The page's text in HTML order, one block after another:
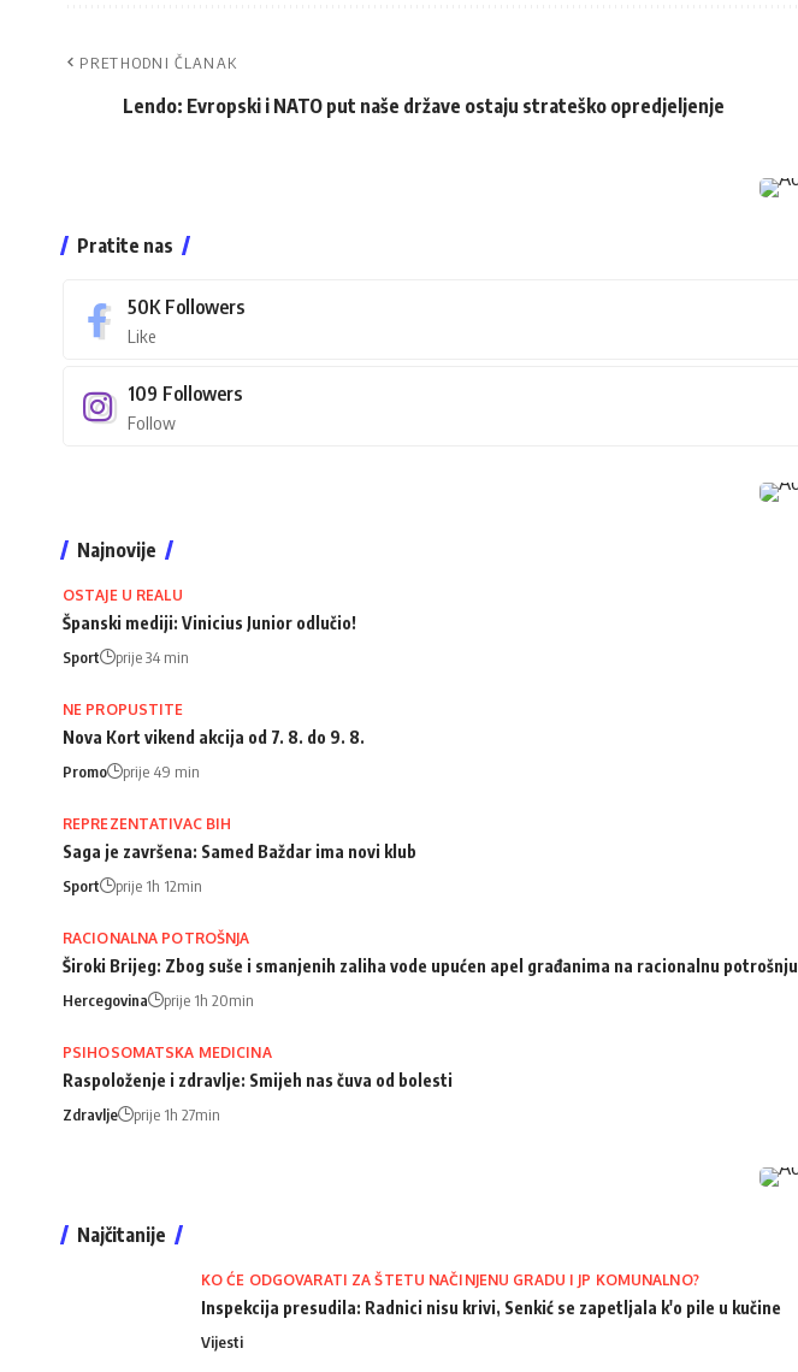
PRETHODNI ČLANAK
Lendo: Evropski i NATO put naše države ostaju strateško opredjeljenje
Pratite nas
50K Followers
Like
109 Followers
Follow
Najnovije
OSTAJE U REALU
Španski mediji: Vinicius Junior odlučio!
Sport prije 34 min
NE PROPUSTITE
Nova Kort vikend akcija od 7. 8. do 9. 8.
Promo prije 49 min
REPREZENTATIVAC BIH
Saga je završena: Samed Baždar ima novi klub
Sport prije 1h 12min
RACIONALNA POTROŠNJA
Široki Brijeg: Zbog suše i smanjenih zaliha vode upućen apel građanima na racionalnu potrošnju
Hercegovina prije 1h 20min
PSIHOSOMATSKA MEDICINA
Raspoloženje i zdravlje: Smijeh nas čuva od bolesti
Zdravlje prije 1h 27min
Najčitanije
KO ĆE ODGOVARATI ZA ŠTETU NAČINJENU GRADU I JP KOMUNALNO?
Inspekcija presudila: Radnici nisu krivi, Senkić se zapetljala k'o pile u kučine
Vijesti